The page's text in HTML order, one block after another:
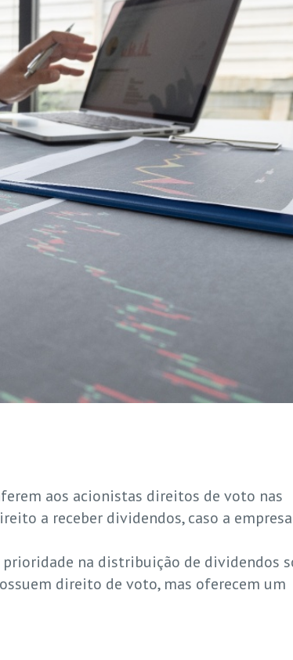
aos acionistas direitos de voto nas
a receber dividendos, caso a
na distribuição de dividendos
direito de voto, mas oferecem um